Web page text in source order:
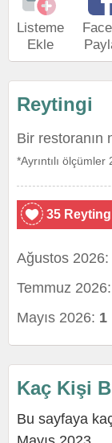
Listeme
Ekle
Reytingi
Bir restoranın
*Ayrıntılı ölçümler
35 Reyting
Ağustos 2026:
Temmuz 2026:
Mayıs 2026: 1
Kaç Kişi
Bu sayfaya